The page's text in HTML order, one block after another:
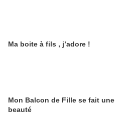
Ma boite à fils , j’adore !
Mon Balcon de Fille se fait une
beauté